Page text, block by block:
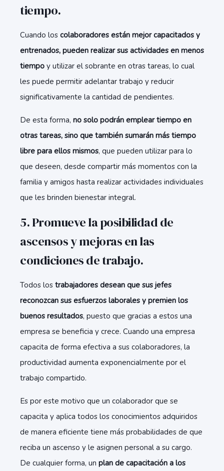
tiempo.
Cuando los colaboradores están mejor capacitados y
entrenados, pueden realizar sus actividades en menos
tiempo y utilizar el sobrante en otras tareas, lo cual
les puede permitir adelantar trabajo y reducir
significativamente la cantidad de pendientes.
De esta forma, no solo podrán emplear tiempo en
otras tareas, sino que también sumarán más tiempo
libre para ellos mismos, que pueden utilizar para lo
que deseen, desde compartir más momentos con la
familia y amigos hasta realizar actividades individuales
que les brinden bienestar integral.
5. Promueve la posibilidad de
ascensos y mejoras en las
condiciones de trabajo.
Todos los trabajadores desean que sus jefes
reconozcan sus esfuerzos laborales y premien los
buenos resultados, puesto que gracias a estos una
empresa se beneficia y crece. Cuando una empresa
capacita de forma efectiva a sus colaboradores, la
productividad aumenta exponencialmente por el
trabajo compartido.
Es por este motivo que un colaborador que se
capacita y aplica todos los conocimientos adquiridos
de manera eficiente tiene más probabilidades de que
reciba un ascenso y le asignen personal a su cargo.
De cualquier forma, un plan de capacitación a los